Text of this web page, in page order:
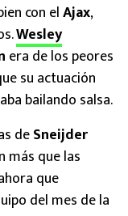
con elAjax,
Wesley
era de los peores
su actuación
bailando salsa.
deSneijder
más que las
que
del mes de la